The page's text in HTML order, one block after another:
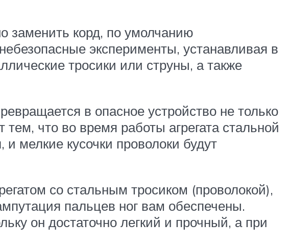
заменить корд, по умолчанию
эксперименты, устанавливая в
тросики или струны, а также
в опасное устройство не только
что во время работы агрегата стальной
и мелкие кусочки проволоки будут
со стальным тросиком (проволокой),
пальцев ног вам обеспечены.
он достаточно легкий и прочный, а при